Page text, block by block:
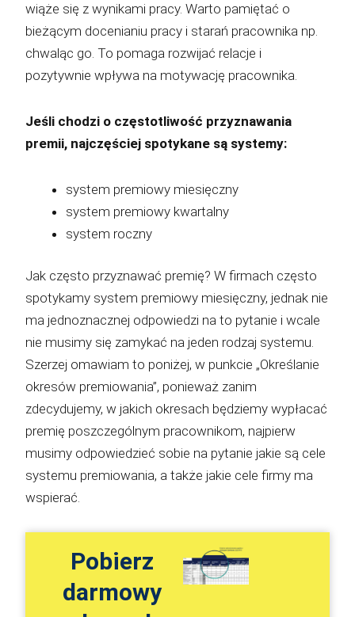
wiąże się z wynikami pracy. Warto pamiętać o
bieżącym docenianiu pracy i starań pracownika np.
chwaląc go. To pomaga rozwijać relacje i
pozytywnie wpływa na motywację pracownika.
Jeśli chodzi o częstotliwość przyznawania
premii, najczęściej spotykane są systemy:
system premiowy miesięczny
system premiowy kwartalny
system roczny
Jak często przyznawać premię? W firmach często
spotykamy system premiowy miesięczny, jednak nie
ma jednoznacznej odpowiedzi na to pytanie i wcale
nie musimy się zamykać na jeden rodzaj systemu.
Szerzej omawiam to poniżej, w punkcie „Określanie
okresów premiowania”, ponieważ zanim
zdecydujemy, w jakich okresach będziemy wypłacać
premię poszczególnym pracownikom, najpierw
musimy odpowiedzieć sobie na pytanie jakie są cele
systemu premiowania, a także jakie cele firmy ma
wspierać.
Pobierz
darmowy